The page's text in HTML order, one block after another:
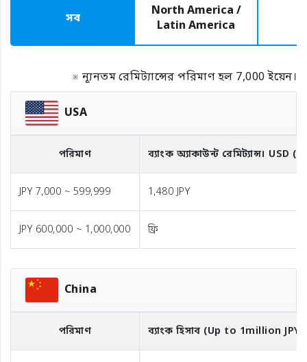
সব
North America /
Latin America
※ ন্যূনতম রেমিট্যান্সের পরিমাণ হল 7,000 ইয়েন।
USA
পরিমাণ ব্যাংক অ্যাকাউন্ট রেমিট্যান্স। USD
JPY 7,000 ~ 599,999 1,480 JPY
JPY 600,000 ~ 1,000,000 ফ্রি
China
পরিমাণ ব্যাংক হিসাব (Up to 1million JPY)